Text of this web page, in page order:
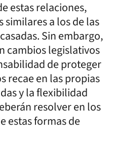
estas relaciones,
a los de las
Sin embargo,
cambios legislativos
de proteger
recae en las propias
y la flexibilidad
resolver en los
estas formas de